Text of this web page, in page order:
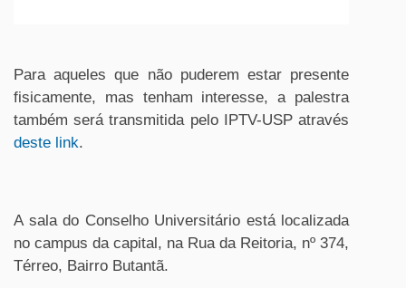
Para aqueles que não puderem estar presente
fisicamente, mas tenham interesse, a palestra
também será transmitida pelo IPTV-USP através
deste link.
A sala do Conselho Universitário está localizada
no campus da capital, na Rua da Reitoria, nº 374,
Térreo, Bairro Butantã.